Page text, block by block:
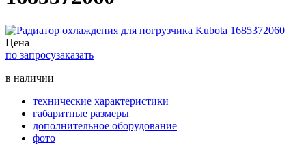
Цена
по запросузаказать
в наличии
технические характеристики
габаритные размеры
дополнительное оборудование
фото